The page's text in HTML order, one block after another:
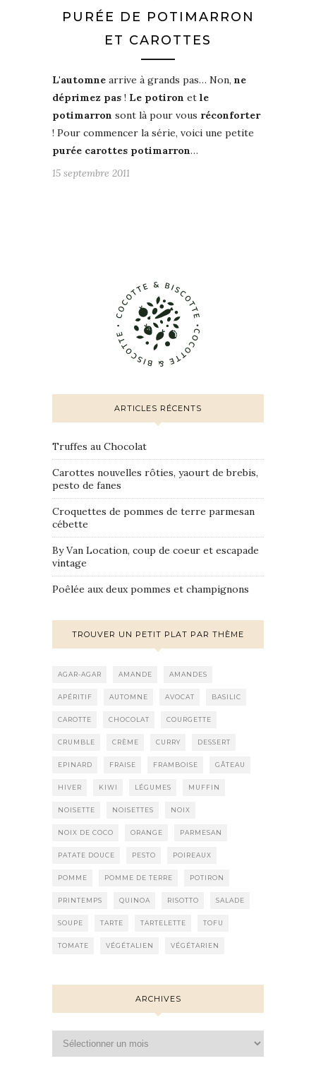
PURÉE DE POTIMARRON
ET CAROTTES
L'automne arrive à grands pas… Non, ne
déprimez pas ! Le potiron et le
potimarron sont là pour vous réconforter
! Pour commencer la série, voici une petite
purée carottes potimarron…
15 septembre 2011
ARTICLES RÉCENTS
Truffes au Chocolat
Carottes nouvelles rôties, yaourt de brebis,
pesto de fanes
Croquettes de pommes de terre parmesan
cébette
By Van Location, coup de coeur et escapade
vintage
Poêlée aux deux pommes et champignons
TROUVER UN PETIT PLAT PAR THÈME
AGAR-AGAR AMANDE AMANDES
APÉRITIF AUTOMNE AVOCAT BASILIC
CAROTTE CHOCOLAT COURGETTE
CRUMBLE CRÈME CURRY DESSERT
EPINARD FRAISE FRAMBOISE GÂTEAU
HIVER KIWI LÉGUMES MUFFIN
NOISETTE NOISETTES NOIX
NOIX DE COCO ORANGE PARMESAN
PATATE DOUCE PESTO POIREAUX
POMME POMME DE TERRE POTIRON
PRINTEMPS QUINOA RISOTTO SALADE
SOUPE TARTE TARTELETTE TOFU
TOMATE VÉGÉTALIEN VÉGÉTARIEN
ARCHIVES